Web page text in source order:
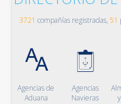
3721 compañías registradas, 51
Agencias de
Aduana
Agencias
Navieras